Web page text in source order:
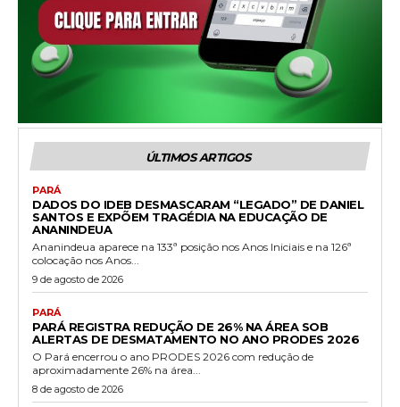
ÚLTIMOS ARTIGOS
PARÁ
DADOS DO IDEB DESMASCARAM “LEGADO” DE DANIEL
SANTOS E EXPÕEM TRAGÉDIA NA EDUCAÇÃO DE
ANANINDEUA
Ananindeua aparece na 133ª posição nos Anos Iniciais e na 126ª
colocação nos Anos...
9 de agosto de 2026
PARÁ
PARÁ REGISTRA REDUÇÃO DE 26% NA ÁREA SOB
ALERTAS DE DESMATAMENTO NO ANO PRODES 2026
O Pará encerrou o ano PRODES 2026 com redução de
aproximadamente 26% na área...
8 de agosto de 2026